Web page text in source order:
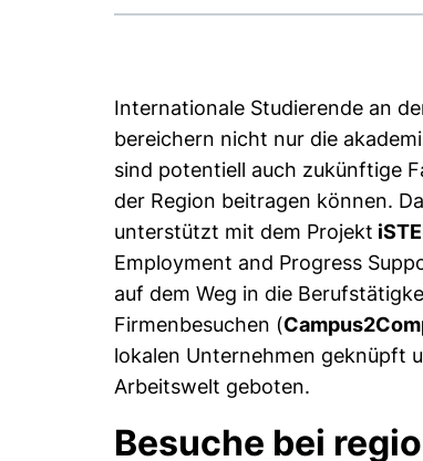
Internationale Studierende an
bereichern nicht nur die
sind potentiell auch zukünftige
der Region beitragen können.
unterstützt mit dem Projekt
Employment and Progress
auf dem Weg in die
Firmenbesuchen (
lokalen Unternehmen geknüpft
Arbeitswelt geboten.
Besuche bei